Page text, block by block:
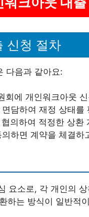
신청 절차
다음과 같아요:
회에 개인워크아웃
담하여 재정 상태를
의하여 적정한 상환
하면 계약을 체결
요소로, 각 개인의
하는 방식이 일반적